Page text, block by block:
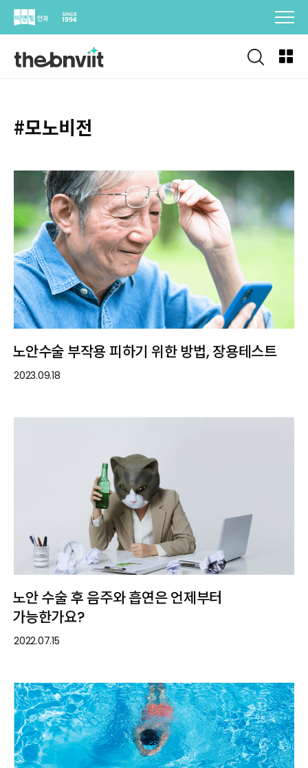
Skip
#모노비전
노안수술 부작용 피하기 위한 방법, 장용테스트
2023.09.18
노안 수술 후 음주와 흡연은 언제부터
가능한가요?
2022.07.15